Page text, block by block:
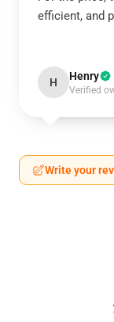
efficient, and
H Henry
Verified
Write your